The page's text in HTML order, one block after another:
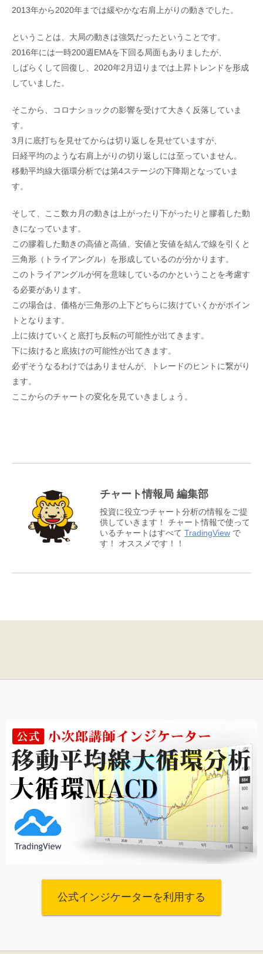
2013年から2020年までは緩やかな右肩上がりの動きでした。
ということは、大局の動きは強気だったということです。
2016年には一時200週EMAを下回る局面もありましたが、
しばらくして回復し、2020年2月辺りまでは上昇トレンドを形成
していました。
そこから、コロナショックの影響を受けて大きく反落していま
す。
3月に底打ちを見せてからは切り返しを見せていますが、
日経平均のような右肩上がりの切り返しには至っていません。
移動平均線大循環分析では第4ステージの下降期となっていま
す。
そして、ここ数カ月の動きは上がったり下がったりと膠着した動
きになっています。
この膠着した動きの高値と高値、安値と安値を結んで線を引くと
三角形（トライアングル）を形成しているのが分かります。
このトライアングルが何を意味しているのかということを考慮す
る必要があります。
この場合は、価格が三角形の上下どちらに抜けていくかがポイン
トとなります。
上に抜けていくと底打ち反転の可能性が出てきます。
下に抜けると底抜けの可能性が出てきます。
必ずそうなるわけではありませんが、トレードのヒントに繋がり
ます。
ここからのチャートの変化を見ていきましょう。
チャート情報局 編集部
投資に役立つチャート分析の情報をご提
供していきます！ チャート情報で使って
いるチャートはすべて TradingView で
す！ オススメです！！
公式インジケーターを利用する